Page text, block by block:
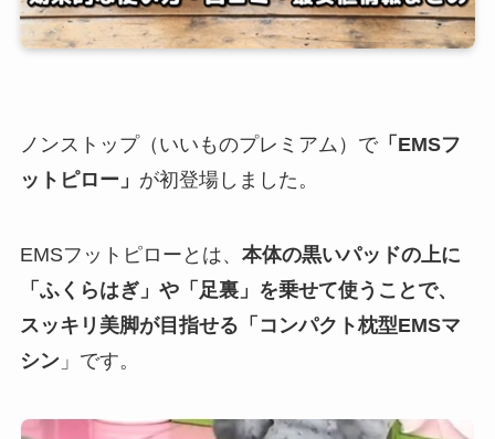
ノンストップ（いいものプレミアム）で「EMSフ
ットピロー」 が初登場しました。
EMSフットピローとは、 本体の黒いパッドの上に
「ふくらはぎ」や「足裏」を乗せて使うことで、
スッキリ美脚が目指せる「コンパクト枕型EMSマ
シン」です。